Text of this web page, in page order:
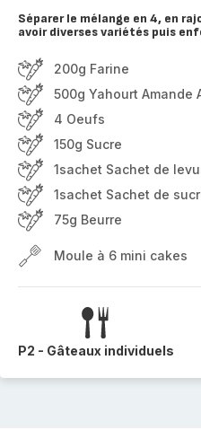
Séparer le mélange en 4, en
avoir diverses variétés puis
200g Farine
500g Yahourt Amande
4 Oeufs
150g Sucre
1sachet Sachet de
1sachet Sachet de
75g Beurre
Moule à 6 mini cakes
P2 - Gâteaux individuels